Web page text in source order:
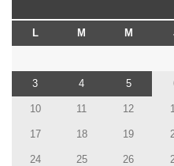
L M M
3 4 5
10 11 12
17 18 19
24 25 26